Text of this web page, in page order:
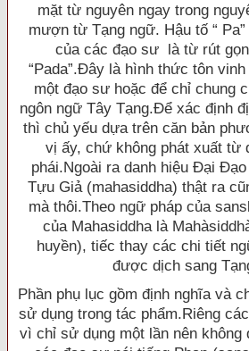
mặt từ nguyên ngay trong
mượn từ Tạng ngữ. Hậu tố “
của các đạo sư là từ rút
“Pada”.Ðây là hình thức tôn
một đạo sư hoặc để chỉ chung
ngôn ngữ Tây Tạng.Ðể xác định
thì chủ yếu dựa trên căn bản
vị ấy, chứ không phát xuất từ
phái.Ngoài ra danh hiệu Ðại
Tựu Giả (mahasiddha) thật ra
mà thôi.Theo ngữ pháp của
của Mahasiddha là
huyền), tiếc thay các chi tiết
được dịch sang
Phần phụ lục gồm định nghĩa và
sử dụng trong tác phẩm.Riêng
vì chỉ sử dụng một lần nên